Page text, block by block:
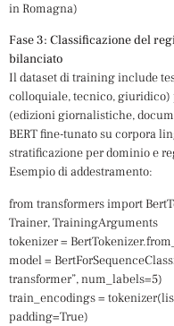
in Romagna)
Fase 3: Classificazione del
bilanciato
Il dataset di training include
colloquiale, tecnico,
(edizioni giornalistiche,
BERT fine-tunato su corpora
stratificazione per dominio e
Esempio di addestramento:
from transformers import
Trainer, TrainingArguments
tokenizer =
model =
transformer”, num_labels=5)
train_encodings =
padding=True)